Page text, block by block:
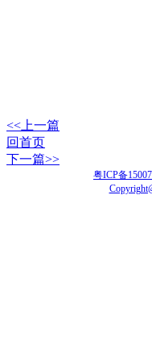
<<上一篇
回首页
下一篇>>
粤ICP备